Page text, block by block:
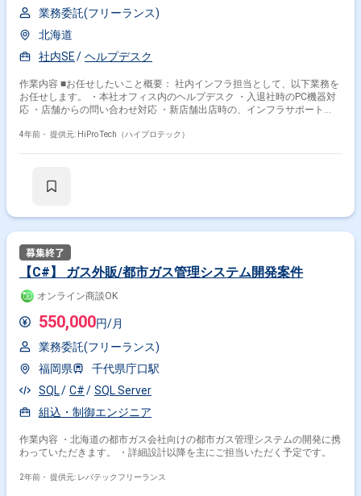
業務委託(フリーランス)
北海道
社内SE
ヘルプデスク
作業内容 ■お任せしたいこと概要： 社内インフラ担当として、以下業務を
お任せします。 ・本社オフィス内のヘルプデスク ・入退社時のPC機器対
応 ・店舗からの問い合わせ対応 ・新店舗出店時の、インフラサポート
景： 事業拡大が進んでいる中で、システム部門メンバーの増員を予定して
4年前・ 提供元: HiPro Tech（ハイプロテック）
【C#】 ガス外販/都市ガス管理システム開発案件
オンライン商談OK
550,000円/月
業務委託(フリーランス)
福岡県
千代県庁口駅
SQL
C#
SQL Server
組込・制御エンジニア
作業内容 ・北海道の都市ガス会社向けの都市ガス管理システムの開発に携
わっていただきます。 ・詳細設計以降を主にご担当いただく予定です。
2年前・ 提供元: レバテックフリーランス